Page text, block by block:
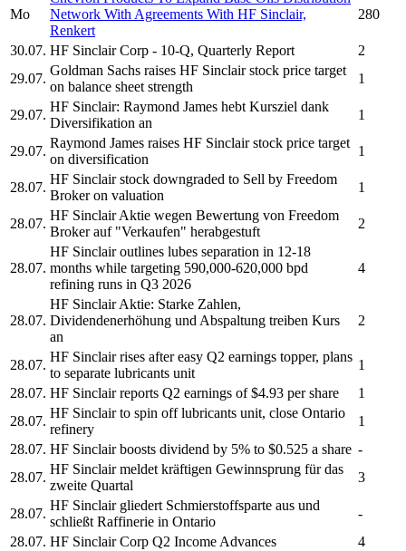
Mo
Network With Agreements With HF Sinclair,
Renkert
280
30.07. HF Sinclair Corp - 10-Q, Quarterly Report
2
29.07.
Goldman Sachs raises HF Sinclairstock price target
on balance sheet strength
1
29.07.
HF Sinclair: Raymond James hebt Kursziel dank
Diversifikation an
1
29.07.
Raymond James raises HF Sinclairstock price target
on diversification
1
28.07.
HF Sinclairstock downgraded to Sell by Freedom
Broker on valuation
1
28.07.
HF SinclairAktie wegen Bewertung von Freedom
Broker auf "Verkaufen" herabgestuft
2
28.07.
HF Sinclairoutlines lubes separation in 12-18
months while targeting 590,000-620,000 bpd
refining runs in Q3 2026
4
28.07.
HF SinclairAktie: Starke Zahlen,
Dividendenerhöhung und Abspaltung treiben Kurs
an
2
28.07.
HF Sinclairrises after easy Q2 earnings topper, plans
to separate lubricants unit
1
28.07. HF Sinclairreports Q2 earnings of $4.93 per share
1
28.07.
HF Sinclairto spin off lubricants unit, close Ontario
refinery
1
28.07. HF Sinclairboosts dividend by 5% to $0.525 a share -
28.07.
HF Sinclairmeldet kräftigen Gewinnsprung für das
zweite Quartal
3
28.07.
HF Sinclair gliedert Schmierstoffsparte aus und
schließt Raffinerie in Ontario
-
28.07. HF Sinclair Corp Q2 Income Advances
4